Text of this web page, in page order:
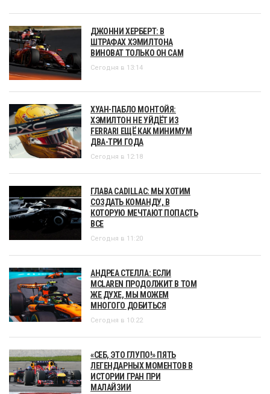
ДЖОННИ ХЕРБЕРТ: В
ШТРАФАХ ХЭМИЛТОНА
ВИНОВАТ ТОЛЬКО ОН САМ
Сегодня в 13:14
ХУАН-ПАБЛО МОНТОЙЯ:
ХЭМИЛТОН НЕ УЙДЁТ ИЗ
FERRARI ЕЩЁ КАК МИНИМУМ
ДВА-ТРИ ГОДА
Сегодня в 12:18
ГЛАВА CADILLAC: МЫ ХОТИМ
СОЗДАТЬ КОМАНДУ, В
КОТОРУЮ МЕЧТАЮТ ПОПАСТЬ
ВСЕ
Сегодня в 11:20
АНДРЕА СТЕЛЛА: ЕСЛИ
MCLAREN ПРОДОЛЖИТ В ТОМ
ЖЕ ДУХЕ, МЫ МОЖЕМ
МНОГОГО ДОБИТЬСЯ
Сегодня в 10:22
«СЕБ, ЭТО ГЛУПО!» ПЯТЬ
ЛЕГЕНДАРНЫХ МОМЕНТОВ В
ИСТОРИИ ГРАН ПРИ
МАЛАЙЗИИ